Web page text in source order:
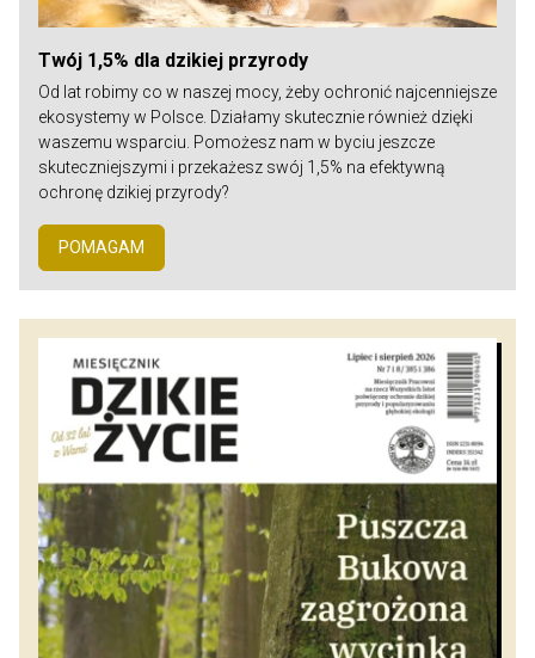
Twój 1,5% dla dzikiej przyrody
Od lat robimy co w naszej mocy, żeby ochronić najcenniejsze
ekosystemy w Polsce. Działamy skutecznie również dzięki
waszemu wsparciu. Pomożesz nam w byciu jeszcze
skuteczniejszymi i przekażesz swój 1,5% na efektywną
ochronę dzikiej przyrody?
POMAGAM